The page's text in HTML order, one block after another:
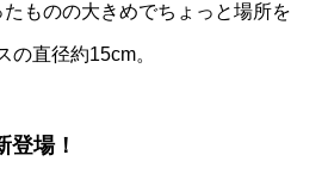
ものの大きめでちょっと場所を
の直径約15cm。
登場！